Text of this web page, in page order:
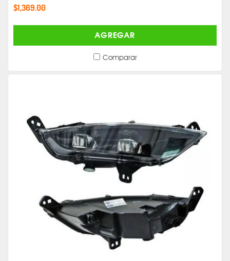
$1,369.00
AGREGAR
Comparar